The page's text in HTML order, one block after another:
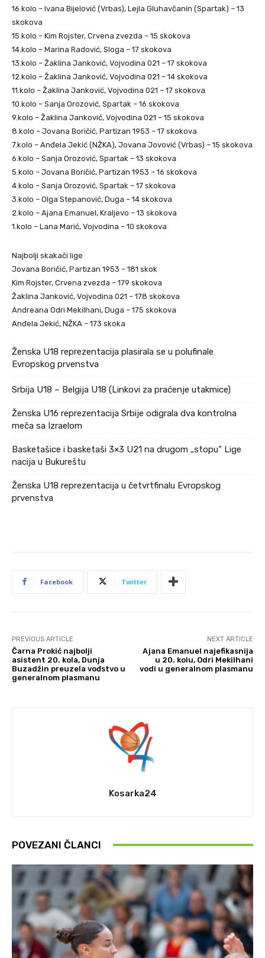
16.kolo – Ivana Bijelović (Vrbas), Lejla Gluhavčanin (Spartak) – 13
skokova
15.kolo – Kim Rojster, Crvena zvezda – 15 skokova
14.kolo – Marina Radović, Sloga – 17 skokova
13.kolo – Žaklina Janković, Vojvodina 021 – 17 skokova
12.kolo – Žaklina Janković, Vojvodina 021 – 14 skokova
11.kolo – Žaklina Janković, Vojvodina 021 – 17 skokova
10.kolo – Sanja Orozović, Spartak – 16 skokova
9.kolo – Žaklina Janković, Vojvodina 021 – 15 skokova
8.kolo – Jovana Boričić, Partizan 1953 – 17 skokova
7.kolo – Anđela Jekić (NŽKA), Jovana Jovović (Vrbas) – 15 skokova
6.kolo – Sanja Orozović, Spartak – 13 skokova
5.kolo – Jovana Boričić, Partizan 1953 – 16 skokova
4.kolo – Sanja Orozović, Spartak – 17 skokova
3.kolo – Olga Stepanović, Duga – 14 skokova
2.kolo – Ajana Emanuel, Kraljevo – 13 skokova
1.kolo – Lana Marić, Vojvodina – 10 skokova
Najbolji skakači lige
Jovana Boričić, Partizan 1953 – 181 skok
Kim Rojster, Crvena zvezda – 179 skokova
Žaklina Janković, Vojvodina 021 – 178 skokova
Andreana Odri Mekilhani, Duga – 175 skokova
Anđela Jekić, NŽKA – 173 skoka
Ženska U18 reprezentacija plasirala se u polufinale
Evropskog prvenstva
Srbija U18 – Belgija U18 (Linkovi za praćenje utakmice)
Ženska U16 reprezentacija Srbije odigrala dva kontrolna
meča sa Izraelom
Basketašice i basketaši 3×3 U21 na drugom „stopu“ Lige
nacija u Bukureštu
Ženska U18 reprezentacija u četvrtfinalu Evropskog
prvenstva
Facebook Twitter
PREVIOUS ARTICLE
Čarna Prokić najbolji
asistent 20. kola, Dunja
Buzadžin preuzela vođstvo u
generalnom plasmanu
NEXT ARTICLE
Ajana Emanuel najefikasnija
u 20. kolu, Odri Mekilhani
vodi u generalnom plasmanu
Kosarka24
POVEZANI ČLANCI